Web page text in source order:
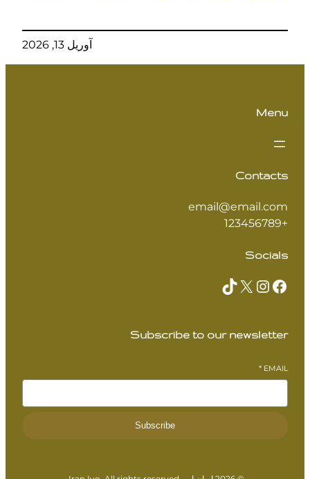
آوریل 13, 2026
Menu
Contacts
email@email.com
+123456789
Socials
Facebook
Instagram
X
TikTok
Subscribe to our newsletter
EMAIL
*
Subscribe